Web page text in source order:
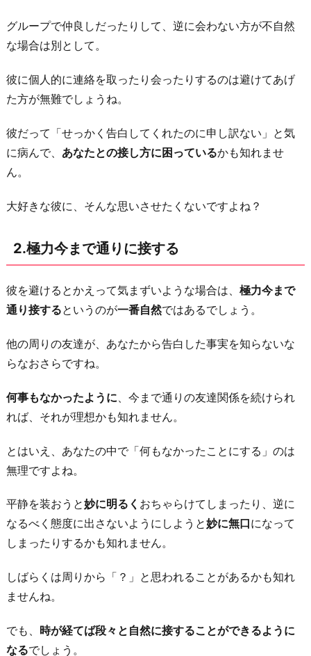
脈
あ
そ
う
ら
プ
シ
の
姿
で
4.
相
手
意
向
沿
う
5.
距
離
お
く
グループで仲良しだったりして、逆に会わない方が不自然
な場合は別として。
彼に個人的に連絡を取ったり会ったりするのは避けてあげ
た方が無難でしょうね。
彼だって「せっかく告白してくれたのに申し訳ない」と気
に病んで、 あなたとの接し方に困っているかも知れませ
ん。
大好きな彼に、そんな思いさせたくないですよね？
2.極力今まで通りに接する
彼を避けるとかえって気まずいような場合は、 極力今まで
通り接するというのが一番自然ではあるでしょう。
他の周りの友達が、あなたから告白した事実を知らないな
らなおさらですね。
何事もなかったように 、今まで通りの友達関係を続けられ
れば、それが理想かも知れません。
とはいえ、あなたの中で「何もなかったことにする」のは
無理ですよね。
平静を装おうと妙に明るく おちゃらけてしまったり、逆に
なるべく態度に出さないようにしようと妙に無口になって
しまったりするかも知れません。
しばらくは周りから「？」と思われることがあるかも知れ
ませんね。
でも、 時が経てば段々と自然に接することができるように
なるでしょう。